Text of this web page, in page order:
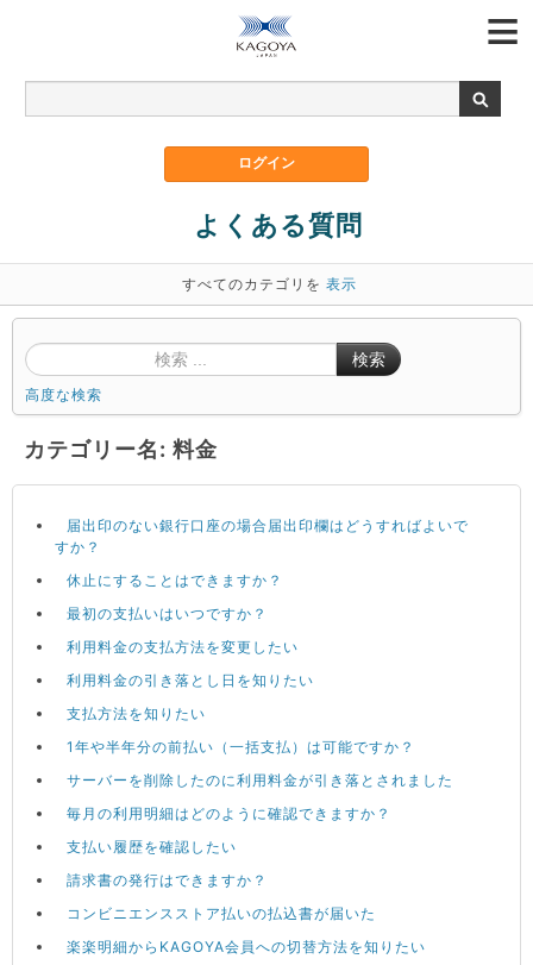
よくある質問
すべてのカテゴリを 表示
検索
高度な検索
カテゴリー名: 料金
届出印のない銀行口座の場合届出印欄はどうすればよいで
すか？
休止にすることはできますか？
最初の支払いはいつですか？
利用料金の支払方法を変更したい
利用料金の引き落とし日を知りたい
支払方法を知りたい
1年や半年分の前払い（一括支払）は可能ですか？
サーバーを削除したのに利用料金が引き落とされました
毎月の利用明細はどのように確認できますか？
支払い履歴を確認したい
請求書の発行はできますか？
コンビニエンスストア払いの払込書が届いた
楽楽明細からKAGOYA会員への切替方法を知りたい